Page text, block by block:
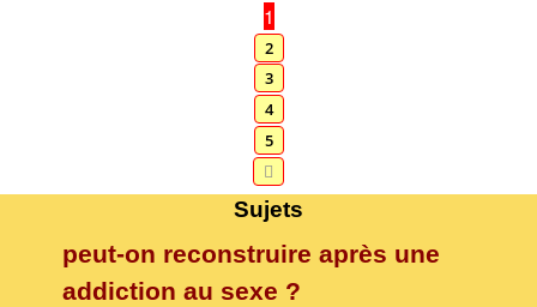
1
2
3
4
5
Sujets
peut-on reconstruire après une
addiction au sexe ?